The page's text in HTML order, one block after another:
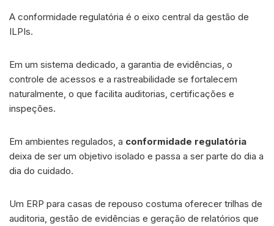
A conformidade regulatória é o eixo central da gestão de
ILPIs.
Em um sistema dedicado, a garantia de evidências, o
controle de acessos e a rastreabilidade se fortalecem
naturalmente, o que facilita auditorias, certificações e
inspeções.
Em ambientes regulados, a conformidade regulatória
deixa de ser um objetivo isolado e passa a ser parte do dia a
dia do cuidado.
Um ERP para casas de repouso costuma oferecer trilhas de
auditoria, gestão de evidências e geração de relatórios que